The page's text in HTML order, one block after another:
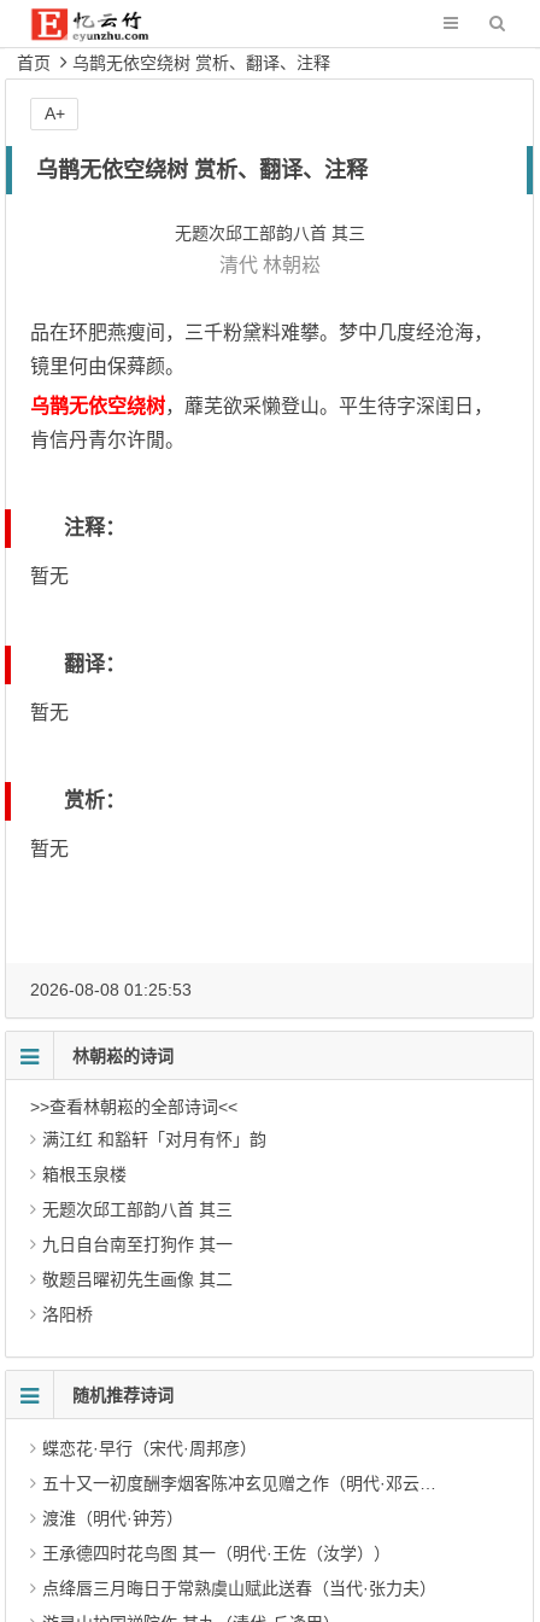
首页 乌鹊无依空绕树 赏析、翻译、注释
乌鹊无依空绕树 赏析、翻译、注释
无题次邱工部韵八首 其三
清代 林朝崧
品在环肥燕瘦间，三千粉黛料难攀。梦中几度经沧海，
镜里何由保蕣颜。
乌鹊无依空绕树，蘼芜欲采懒登山。平生待字深闺日，
肯信丹青尔许閒。
注释：
暂无
翻译：
暂无
赏析：
暂无
A+
2026-08-08 01:25:53
林朝崧的诗词
>>查看林朝崧的全部诗词<<
满江红 和豁轩「对月有怀」韵
箱根玉泉楼
无题次邱工部韵八首 其三
九日自台南至打狗作 其一
敬题吕曜初先生画像 其二
洛阳桥
随机推荐诗词
蝶恋花·早行（宋代·周邦彦）
五十又一初度酬李烟客陈冲玄见赠之作（明代·邓云霄）
渡淮（明代·钟芳）
王承德四时花鸟图 其一（明代·王佐（汝学））
点绛唇三月晦日于常熟虞山赋此送春（当代·张力夫）